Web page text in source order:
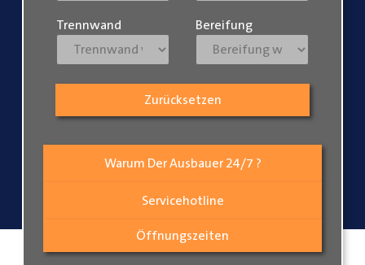
Warum Der Ausbauer 24/7 ?
Servicehotline
Öffnungszeiten
Trennwand Bereifung
Zurücksetzen